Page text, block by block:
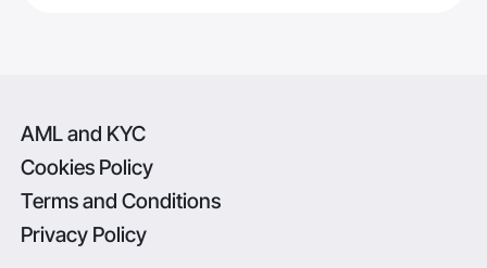
AML and KYC
Cookies Policy
Terms and Conditions
Privacy Policy